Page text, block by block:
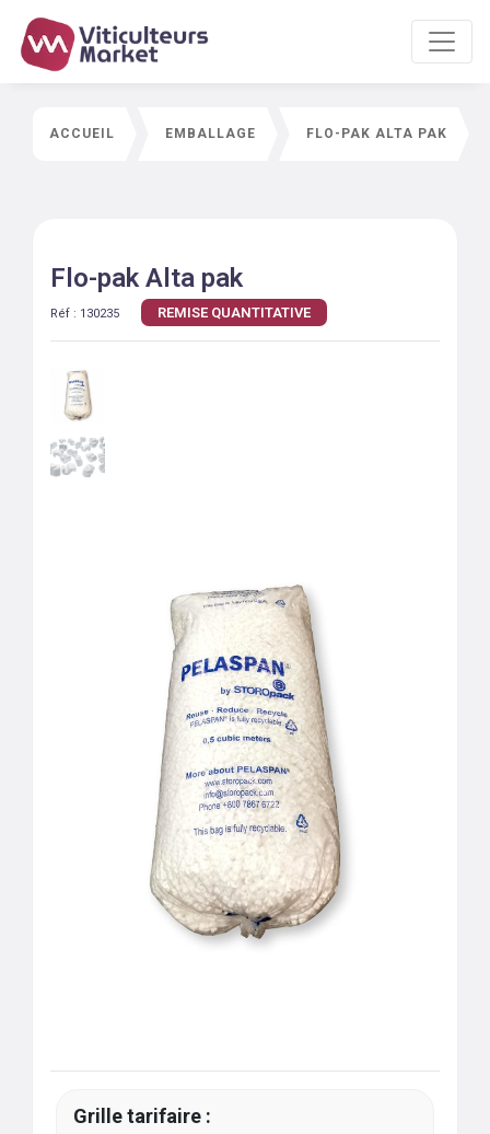
ACCUEIL EMBALLAGE FLO-PAK ALTA PAK
Flo-pak Alta pak
Réf : 130235 REMISE QUANTITATIVE
Grille tarifaire :